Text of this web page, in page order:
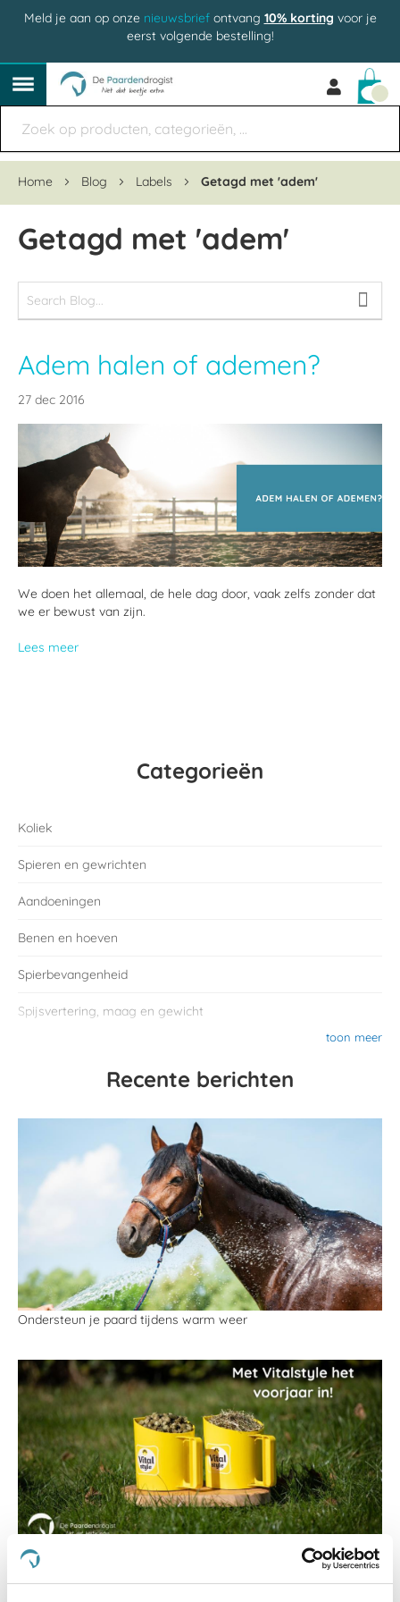
Meld je aan op onze nieuwsbriefontvang 10% korting voor je
eerst volgende bestelling!
Home Blog Labels Getagd met 'adem'
Getagd met 'adem'
Adem halen of ademen?
27 dec 2016
We doen het allemaal, de hele dag door, vaak zelfs zonder dat
we er bewust van zijn.
Lees meer
Categorieën
Koliek
Spieren en gewrichten
Aandoeningen
Benen en hoeven
Spierbevangenheid
Spijsvertering, maag en gewicht
toon meer
Recente berichten
Ondersteun je paard tijdens warm weer
Met Vitalstyle het voorjaar in!